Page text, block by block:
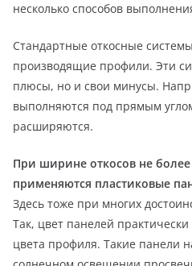
несколько способов
Стандартные откосные
производящие профили. Эти
плюсы, но и свои минусы.
выполняются под прямым
расширяются.
При ширине откосов не
применяются пластиковые
Здесь тоже при многих
Так, цвет панелей практически
цвета профиля. Такие панели